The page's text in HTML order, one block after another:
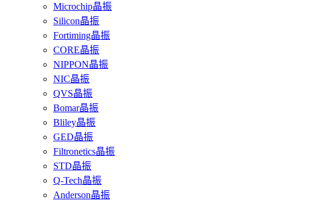
Microchip晶振
Silicon晶振
Fortiming晶振
CORE晶振
NIPPON晶振
NIC晶振
QVS晶振
Bomar晶振
Bliley晶振
GED晶振
Filtronetics晶振
STD晶振
Q-Tech晶振
Anderson晶振